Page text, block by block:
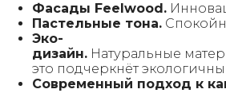
Фасады Feelwood.
Пастельные тона.
Эко-
дизайн. Натуральные
это подчеркнёт
Современный подход к